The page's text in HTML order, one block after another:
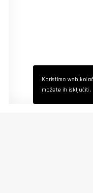
Koristimo web
možete ih isključiti.